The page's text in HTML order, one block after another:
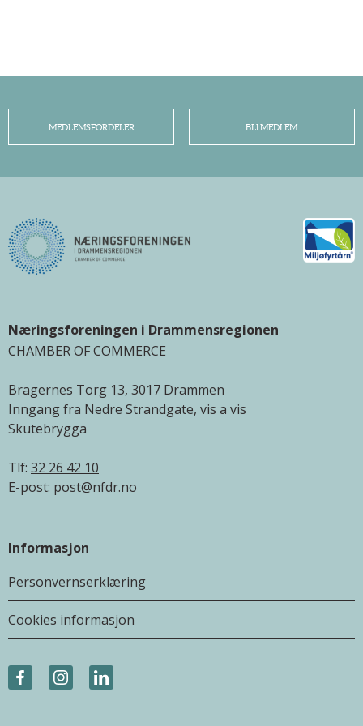
MEDLEMSFORDELER BLI MEDLEM
Næringsforeningen i Drammensregionen
CHAMBER OF COMMERCE
Bragernes Torg 13, 3017 Drammen
Inngang fra Nedre Strandgate, vis a vis
Skutebrygga
Tlf: 32 26 42 10
E-post: post@nfdr.no
Informasjon
Personvernserklæring
Cookies informasjon